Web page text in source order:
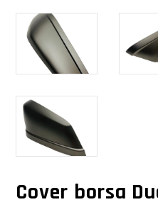
Cover borsa